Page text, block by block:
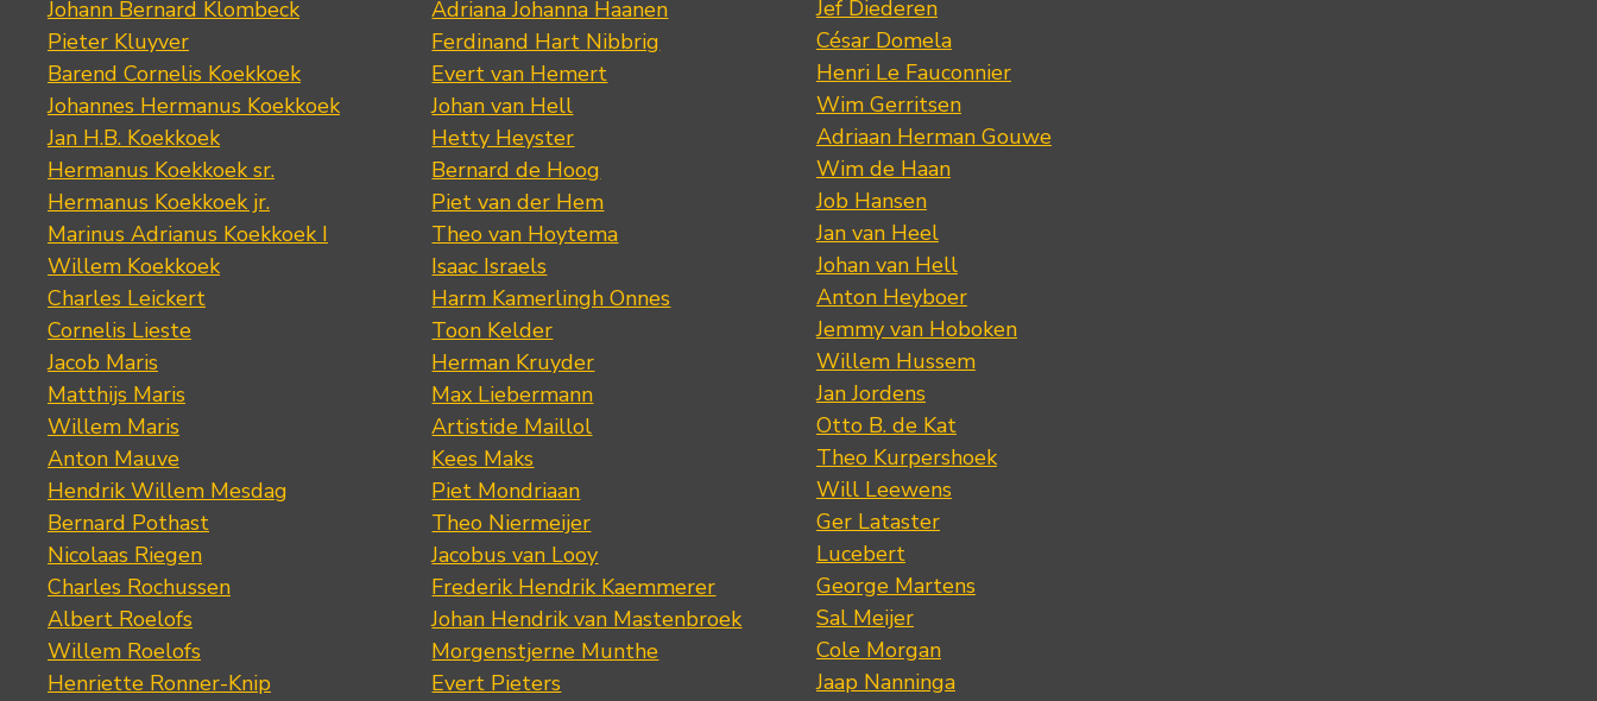
Johann Bernard Klombeck
Pieter Kluyver
Barend Cornelis Koekkoek
Johannes Hermanus Koekkoek
Jan H.B. Koekkoek
Hermanus Koekkoek sr.
Hermanus Koekkoek jr.
Marinus Adrianus Koekkoek I
Willem Koekkoek
Charles Leickert
Cornelis Lieste
Jacob Maris
Matthijs Maris
Willem Maris
Anton Mauve
Hendrik Willem Mesdag
Bernard Pothast
Nicolaas Riegen
Charles Rochussen
Albert Roelofs
Willem Roelofs
Henriette Ronner-Knip
Adriana Johanna Haanen
Ferdinand Hart Nibbrig
Evert van Hemert
Johan van Hell
Hetty Heyster
Bernard de Hoog
Piet van der Hem
Theo van Hoytema
Isaac Israels
Harm Kamerlingh Onnes
Toon Kelder
Herman Kruyder
Max Liebermann
Artistide Maillol
Kees Maks
Piet Mondriaan
Theo Niermeijer
Jacobus van Looy
Frederik Hendrik Kaemmerer
Johan Hendrik van Mastenbroek
Morgenstjerne Munthe
Evert Pieters
Jef Diederen
César Domela
Henri Le Fauconnier
Wim Gerritsen
Adriaan Herman Gouwe
Wim de Haan
Job Hansen
Jan van Heel
Johan van Hell
Anton Heyboer
Jemmy van Hoboken
Willem Hussem
Jan Jordens
Otto B. de Kat
Theo Kurpershoek
Will Leewens
Ger Lataster
Lucebert
George Martens
Sal Meijer
Cole Morgan
Jaap Nanninga